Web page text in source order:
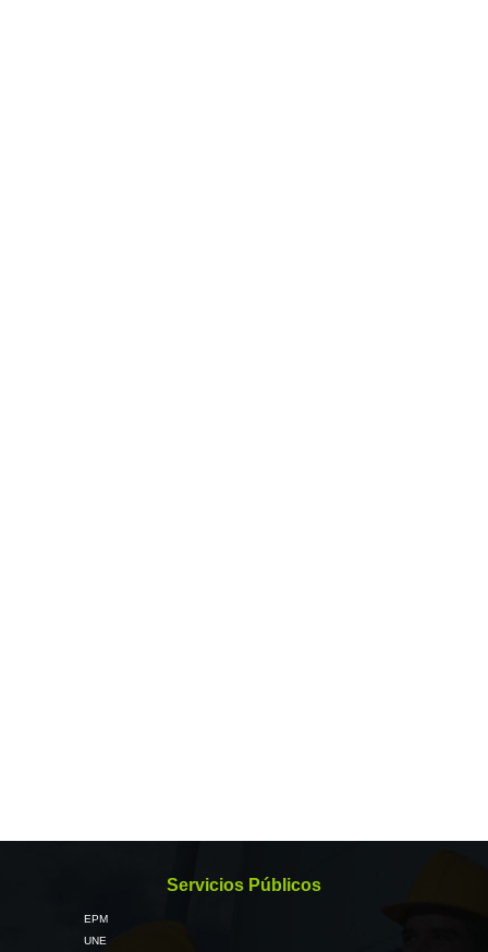
Servicios Públicos
EPM
UNE